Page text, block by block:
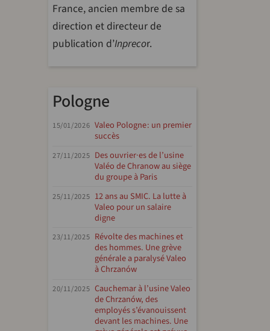
France, ancien membre de sa
direction et directeur de
publication d’Inprecor.
Pologne
15/01/2026 Valeo Pologne : un premier
succès
27/11/2025 Des ouvrier·es de l’usine
Valéo de Chranow au siège
du groupe à Paris
25/11/2025 12 ans au SMIC. La lutte à
Valeo pour un salaire
digne
23/11/2025 Révolte des machines et
des hommes. Une grève
générale a paralysé Valeo
à Chrzanów
20/11/2025 Cauchemar à l’usine Valeo
de Chrzanów, des
employés s’évanouissent
devant les machines. Une